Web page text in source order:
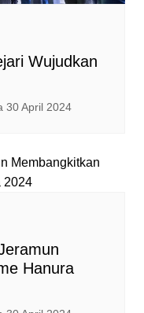
Wujudkan
30 April 2024
Hanura